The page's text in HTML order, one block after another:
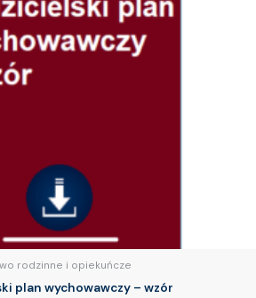
rodzinne i opiekuńcze
plan wychowawczy – wzór